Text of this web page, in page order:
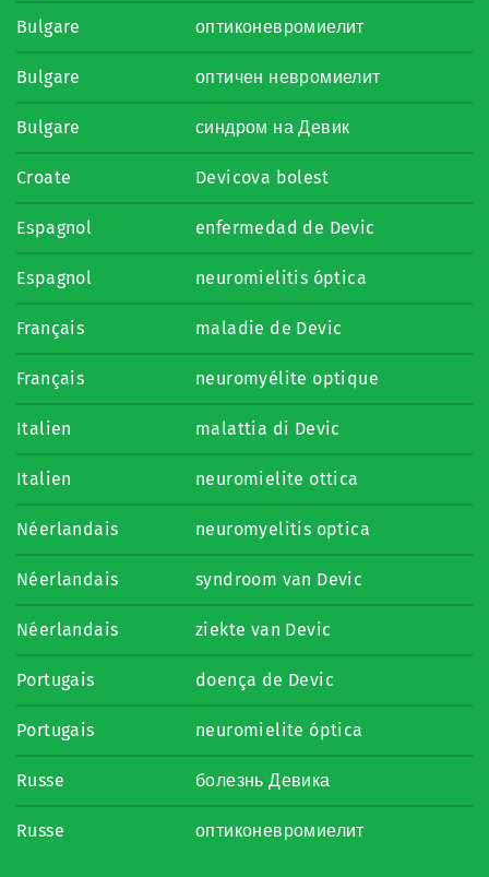
Bulgare оптиконевромиелит
Bulgare оптичен невромиелит
Bulgare синдром на Девик
Croate Devicova bolest
Espagnol enfermedad de Devic
Espagnol neuromielitis óptica
Français maladie de Devic
Français neuromyélite optique
Italien malattia di Devic
Italien neuromielite ottica
Néerlandais neuromyelitis optica
Néerlandais syndroom van Devic
Néerlandais ziekte van Devic
Portugais doença de Devic
Portugais neuromielite óptica
Russe болезнь Девика
Russe оптиконевромиелит